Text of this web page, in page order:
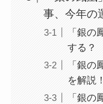
事、今年の
「銀
する？
「銀
を解説！
「銀の